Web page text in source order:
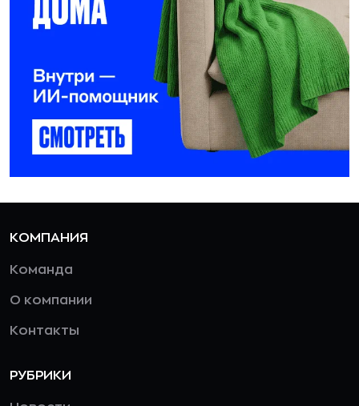
КОМПАНИЯ
Команда
О компании
Контакты
РУБРИКИ